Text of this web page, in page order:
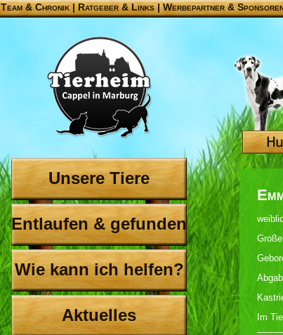
Team & Chronik |Ratgeber & Links|Werbepartner &
Unsere Tiere
Entlaufen & gefunden
Wie kann ich helfen?
Aktuelles
Im